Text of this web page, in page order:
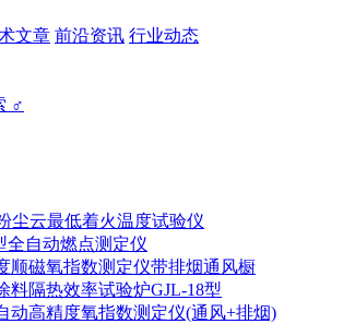
文章 前沿资讯 行业动态
♂
尘云最低着火温度试验仪
全自动燃点测定仪
顺磁氧指数测定仪带排烟通风橱
料隔热效率试验炉GJL-18型
动高精度氧指数测定仪(通风+排烟)